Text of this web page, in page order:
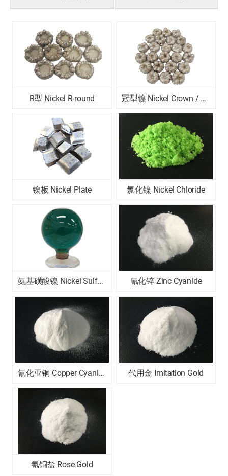
R型 Nickel R-round 冠型镍 Nickel Crown / Nickel D-crown
镍板 Nickel Plate 氯化镍 Nickel Chloride
氨基磺酸镍 Nickel Sulfamate 氰化锌 Zinc Cyanide
氰化亚铜 Copper Cyanide 代用金 Imitation Gold
氰铜盐 Rose Gold